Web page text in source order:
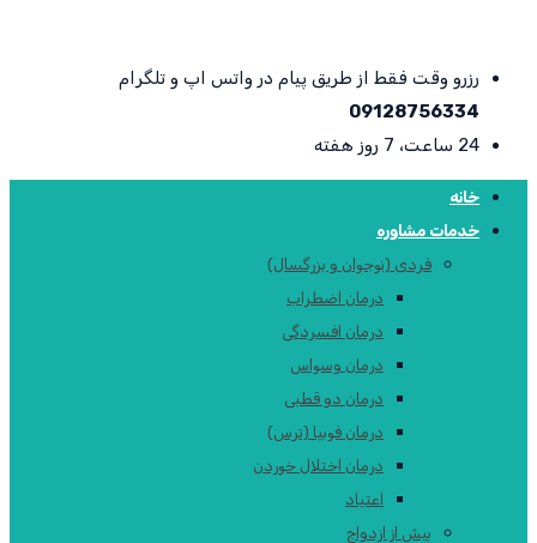
رزرو وقت فقط از طریق پیام در واتس اپ و تلگرام
09128756334
24 ساعت، 7 روز هفته
خانه
خدمات مشاوره
فردی (نوجوان و بزرگسال)
درمان اضطراب
درمان افسردگی
درمان وسواس
درمان دو قطبی
درمان فوبیا (ترس)
درمان اختلال خوردن
اعتیاد
پیش از ازدواج